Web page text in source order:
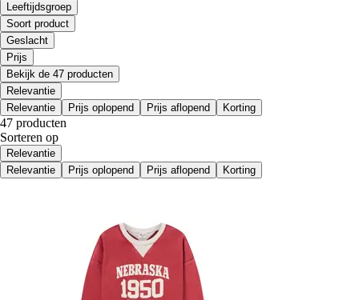
Leeftijdsgroep
Soort product
Geslacht
Prijs
Bekijk de 47 producten
Relevantie
Relevantie
Prijs oplopend Prijs aflopend Korting
47 producten
Sorteren op
Relevantie
Relevantie
Prijs oplopend Prijs aflopend Korting